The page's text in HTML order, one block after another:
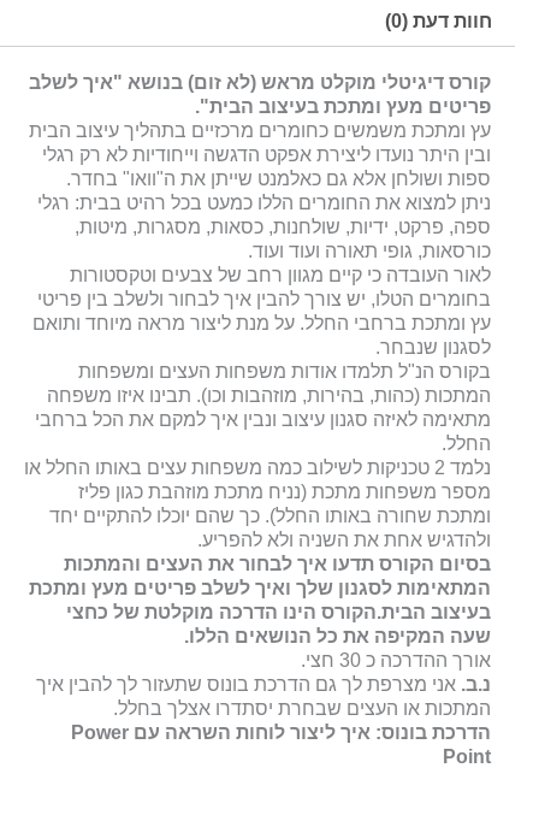
חוות דעת (0)
קורס דיגיטלי מוקלט מראש (לא זום) בנושא "איך לשלב
פריטים מעץ ומתכת בעיצוב הבית".
עץ ומתכת משמשים כחומרים מרכזיים בתהליך עיצוב הבית
ובין היתר נועדו ליצירת אפקט הדגשה וייחודיות לא רק רגלי
ספות ושולחן אלא גם כאלמנט שייתן את ה"וואו" בחדר.
ניתן למצוא את החומרים הללו כמעט בכל רהיט בבית: רגלי
ספה, פרקט, ידיות, שולחנות, כסאות, מסגרות, מיטות,
כורסאות, גופי תאורה ועוד ועוד.
לאור העובדה כי קיים מגוון רחב של צבעים וטקסטורות
בחומרים הטלו, יש צורך להבין איך לבחור ולשלב בין פריטי
עץ ומתכת ברחבי החלל. על מנת ליצור מראה מיוחד ותואם
לסגנון שנבחר.
בקורס הנ"ל תלמדו אודות משפחות העצים ומשפחות
המתכות (כהות, בהירות, מוזהבות וכו). תבינו איזו משפחה
מתאימה לאיזה סגנון עיצוב ונבין איך למקם את הכל ברחבי
החלל.
נלמד 2 טכניקות לשילוב כמה משפחות עצים באותו החלל או
מספר משפחות מתכת (נניח מתכת מוזהבת כגון פליז
ומתכת שחורה באותו החלל). כך שהם יוכלו להתקיים יחד
ולהדגיש אחת את השניה ולא להפריע.
בסיום הקורס תדעו איך לבחור את העצים והמתכות
המתאימות לסגנון שלך ואיך לשלב פריטים מעץ ומתכת
בעיצוב הבית.הקורס הינו הדרכה מוקלטת של כחצי
שעה המקיפה את כל הנושאים הללו.
אורך ההדרכה כ 30 חצי.
נ.ב. אני מצרפת לך גם הדרכת בונוס שתעזור לך להבין איך
המתכות או העצים שבחרת יסתדרו אצלך בחלל.
הדרכת בונוס: איך ליצור לוחות השראה עם Power
Point